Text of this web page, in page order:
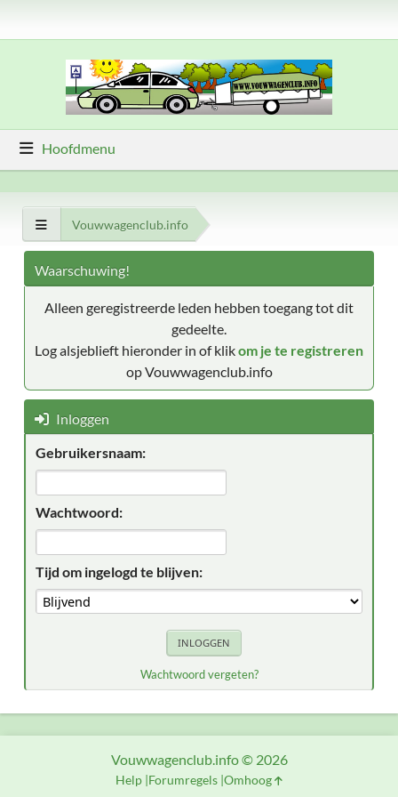
Hoofdmenu
Vouwwagenclub.info
Waarschuwing!
Alleen geregistreerde leden hebben toegang tot dit
gedeelte.
Log alsjeblieft hieronder in of klikom je te registreren
op Vouwwagenclub.info
Inloggen
Gebruikersnaam:
Wachtwoord:
Tijd om ingelogd te blijven:
Wachtwoord vergeten?
Vouwwagenclub.info © 2026
Help Forumregels Omhoog